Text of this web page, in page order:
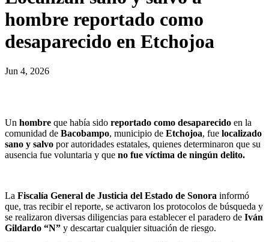
hombre reportado como
desaparecido en Etchojoa
Jun 4, 2026
Un hombre que había sido reportado como desaparecido en la
comunidad de Bacobampo, municipio de Etchojoa, fue localizado
sano y salvo por autoridades estatales, quienes determinaron que su
ausencia fue voluntaria y que no fue víctima de ningún delito.
La Fiscalía General de Justicia del Estado de Sonora informó
que, tras recibir el reporte, se activaron los protocolos de búsqueda y
se realizaron diversas diligencias para establecer el paradero de Iván
Gildardo “N” y descartar cualquier situación de riesgo.